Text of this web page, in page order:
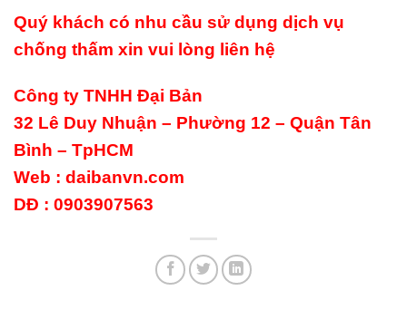
Quý khách có nhu cầu sử dụng dịch vụ
chống thấm xin vui lòng liên hệ
Công ty TNHH Đại Bản
32 Lê Duy Nhuận – Phường 12 – Quận Tân
Bình – TpHCM
Web : daibanvn.com
DĐ : 0903907563